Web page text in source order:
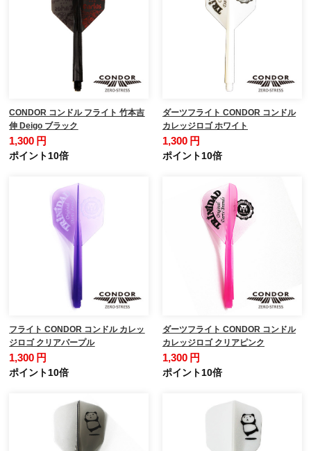
CONDOR コンドル フライト 竹本吉
伸 Deigo ブラック
1,300 円
ポイント10倍
ダーツフライト CONDOR コンドル
カレッジロゴ ホワイト
1,300 円
ポイント10倍
フライト CONDOR コンドル カレッ
ジロゴ クリアパープル
1,300 円
ポイント10倍
ダーツフライト CONDOR コンドル
カレッジロゴ クリアピンク
1,300 円
ポイント10倍